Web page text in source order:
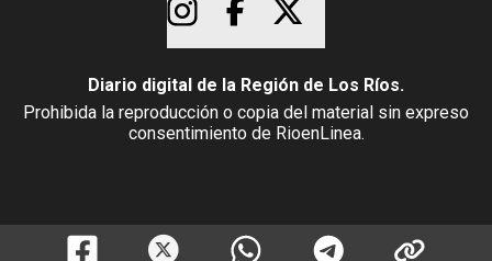
Diario digital de la Región de Los Ríos.
Prohibida la reproducción o copia del material sin expreso
consentimiento de RioenLinea.